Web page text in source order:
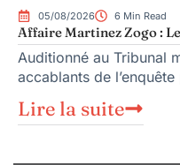
05/08/2026 6 Min Read
Affaire Martinez Zogo :
Auditionné au Tribunal
accablants de
Lire la suite